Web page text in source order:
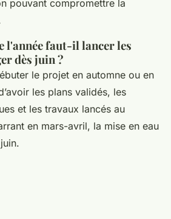
pouvant compromettre la
l'année faut-il lancer les
dès juin ?
le projet en automne ou en
les plans validés, les
et les travaux lancés au
en mars-avril, la mise en eau